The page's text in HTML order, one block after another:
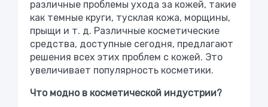
различные проблемы ухода за кожей, такие
как темные круги, тусклая кожа, морщины,
прыщи и т. д. Различные косметические
средства, доступные сегодня, предлагают
решения всех этих проблем с кожей. Это
увеличивает популярность косметики.
Что модно в косметической индустрии?